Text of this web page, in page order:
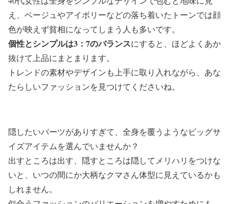
え、ベージュやアイボリーなどの落ち着いたトーンでは顔
色が映えず貧相になってしまう人も多いです。
個性とシンプルは3：7のバランスにすると、ほどよくあか
抜けて上品にまとまります。
トレンドの素材やデザインも上手に取り入れながら、あな
たらしいファッションを見つけてくださいね。
隠したいパーツがありすぎて、全身を覆うようなビッグサ
イズアイテムを選んでいませんか？
出すところは出す、隠すところは隠してメリハリをつけな
いと、いつの間にか大柄なクマさん体型に見えているかも
しれません。